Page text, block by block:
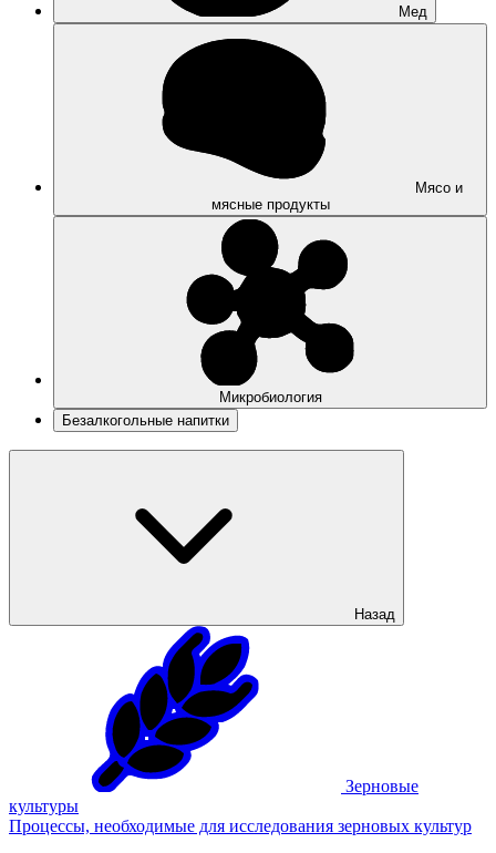
Мед
Мясо и
мясные продукты
Микробиология
Безалкогольные напитки
Назад
Зерновые
культуры
Процессы, необходимые для исследования зерновых культур